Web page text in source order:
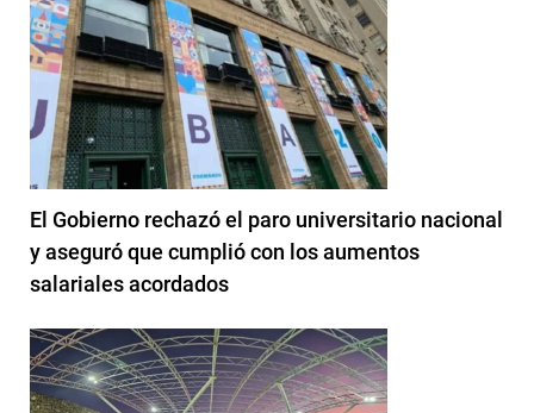
El Gobierno rechazó el paro universitario nacional
y aseguró que cumplió con los aumentos
salariales acordados